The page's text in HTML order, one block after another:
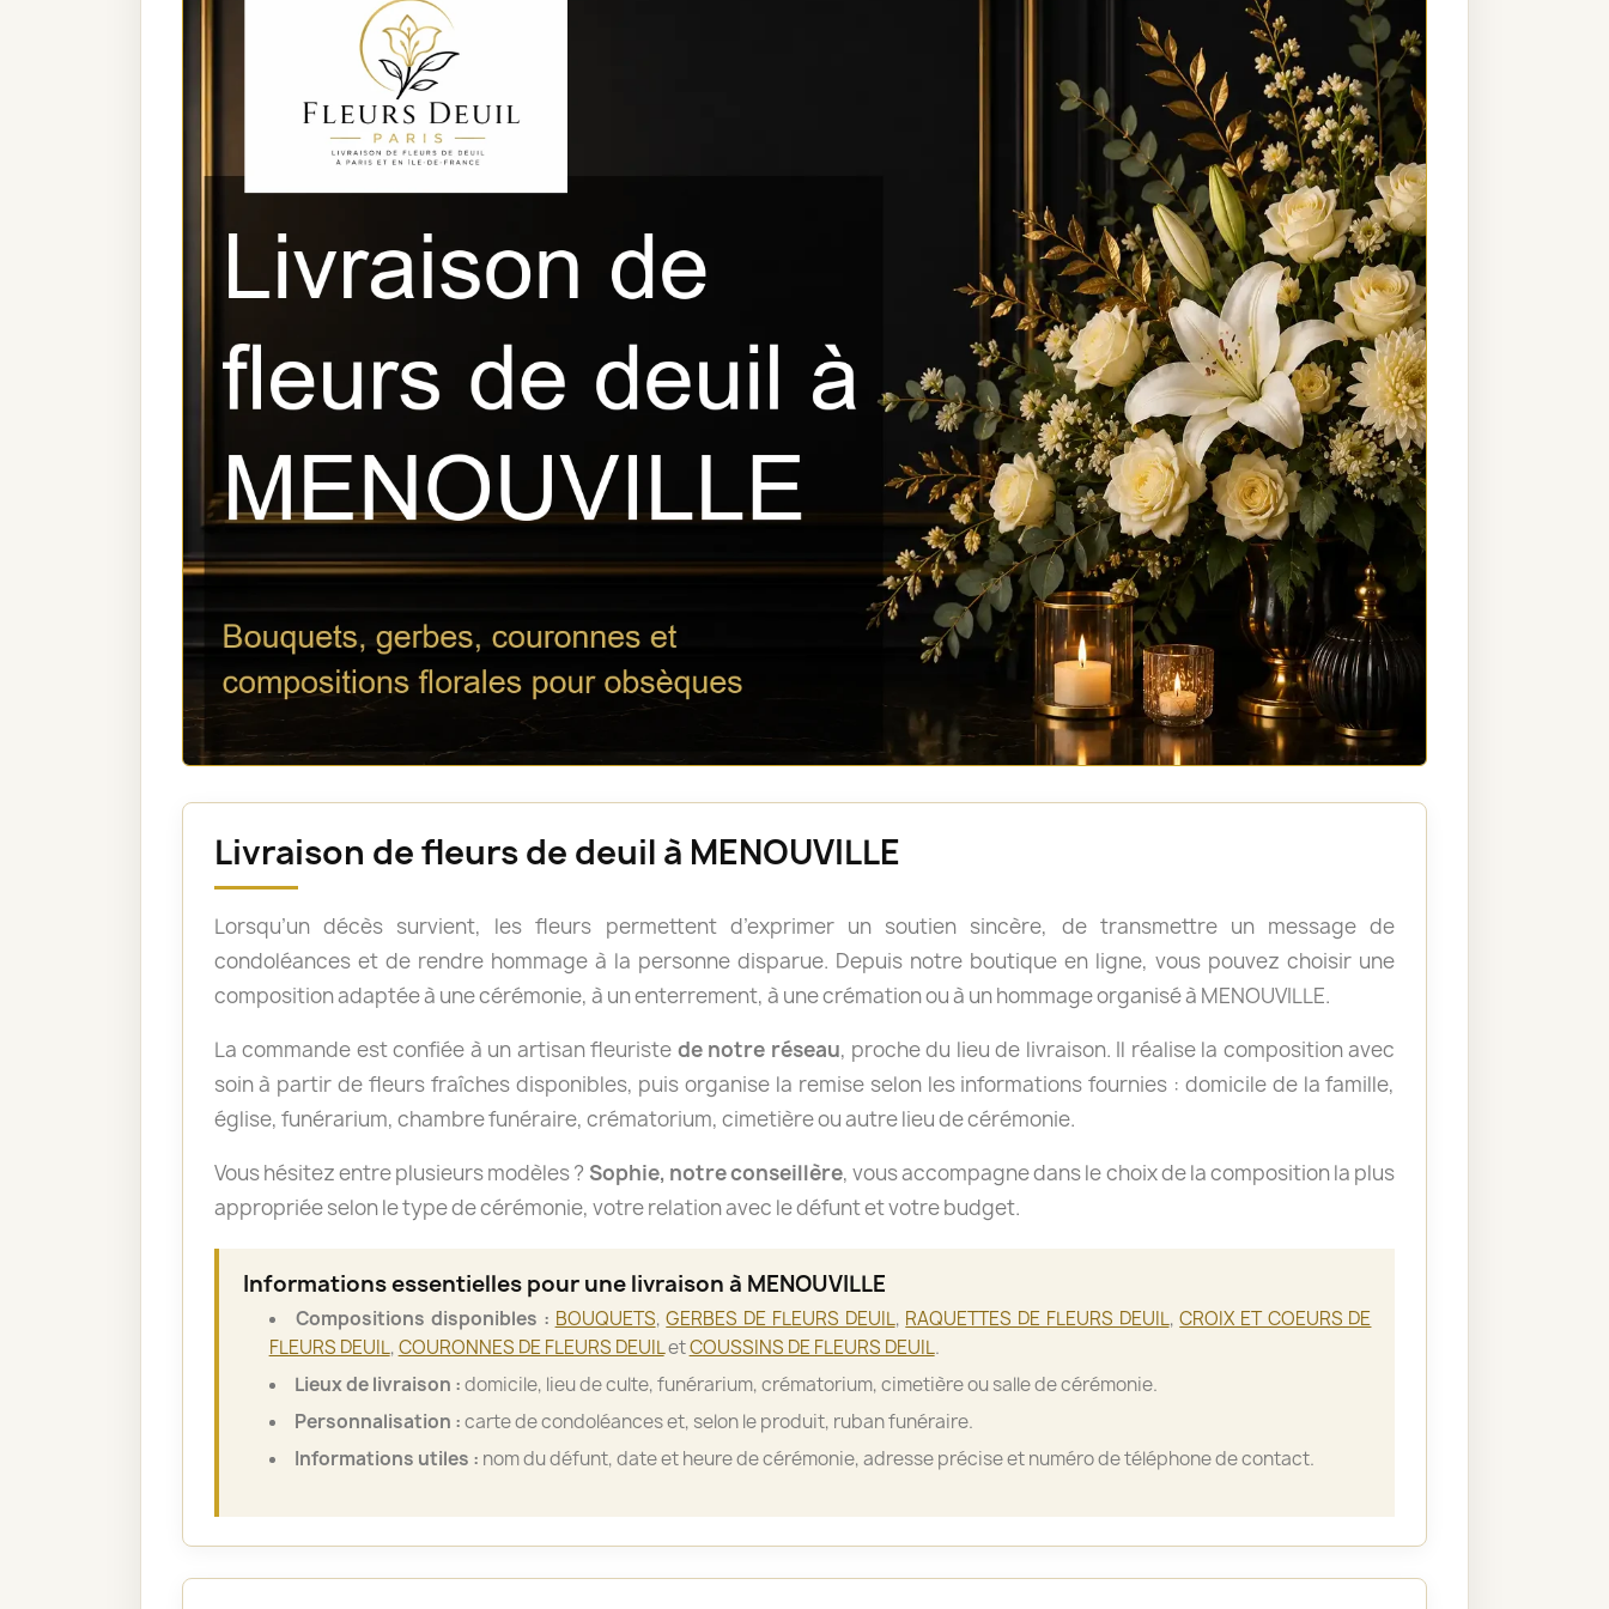
Livraison de fleurs de deuil à MENOUVILLE
Lorsqu’un décès survient, les fleurs permettent d’exprimer un soutien sincère, de transmettre un message de
condoléances et de rendre hommage à la personne disparue. Depuis notre boutique en ligne, vous pouvez choisir une
composition adaptée à une cérémonie, à un enterrement, à une crémation ou à un hommage organisé à MENOUVILLE.
La commande est confiée à un artisan fleuriste de notre réseau, proche du lieu de livraison. Il réalise la composition avec
soin à partir de fleurs fraîches disponibles, puis organise la remise selon les informations fournies : domicile de la famille,
église, funérarium, chambre funéraire, crématorium, cimetière ou autre lieu de cérémonie.
Vous hésitez entre plusieurs modèles ? Sophie, notre conseillère, vous accompagne dans le choix de la composition la plus
appropriée selon le type de cérémonie, votre relation avec le défunt et votre budget.
Informations essentielles pour une livraison à MENOUVILLE
Compositions disponibles : BOUQUETS,GERBES DE FLEURS DEUIL, RAQUETTES DE FLEURS DEUIL,CROIX ET COEURS DE
FLEURS DEUIL,COURONNES DE FLEURS DEUILetCOUSSINS DE FLEURS DEUIL.
Lieux de livraison :domicile, lieu de culte, funérarium, crématorium, cimetière ou salle de cérémonie.
Personnalisation :carte de condoléances et, selon le produit, ruban funéraire.
Informations utiles : nom du défunt, date et heure de cérémonie, adresse précise et numéro de téléphone de contact.